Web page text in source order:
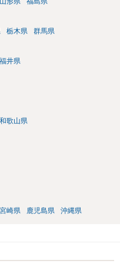
栃木県 群馬県
福井県
和歌山県
宮崎県 鹿児島県 沖縄県